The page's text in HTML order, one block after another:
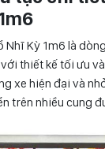
Nhĩ Kỳ 1m6 là
thiết kế tối ưu
xe hiện đại và
trên nhiều cung